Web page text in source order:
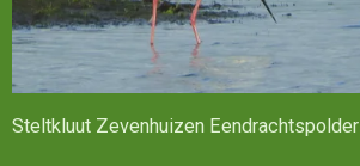
Steltkluut Zevenhuizen Eendrachtspolder